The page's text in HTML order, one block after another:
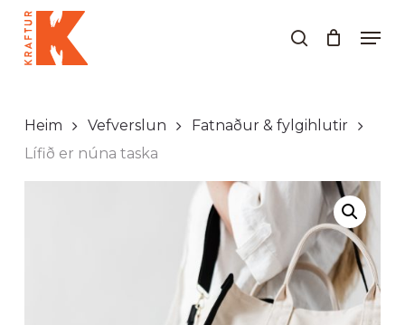
Skip
main
search
Heim Vefverslun
Fatnaður & fylgihlutir
Lífið er núna taska